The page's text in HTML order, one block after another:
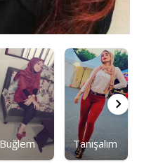
Buğlem Tanışalım